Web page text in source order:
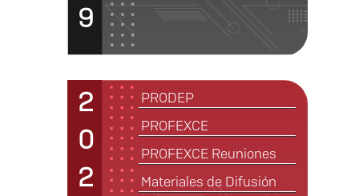
9
2
0
2
PRODEP
PROFEXCE
PROFEXCE Reuniones
Materiales de Difusión